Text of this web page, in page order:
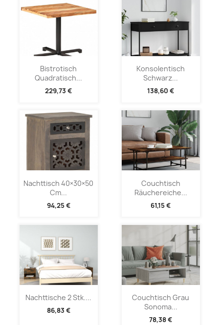
Bistrotisch
Quadratisch...
229,73 €
Konsolentisch
Schwarz...
138,60 €
Nachttisch 40×30×50
Cm...
94,25 €
Couchtisch
Räuchereiche...
61,15 €
Nachttische 2 Stk....
86,83 €
Couchtisch Grau
Sonoma...
78,38 €